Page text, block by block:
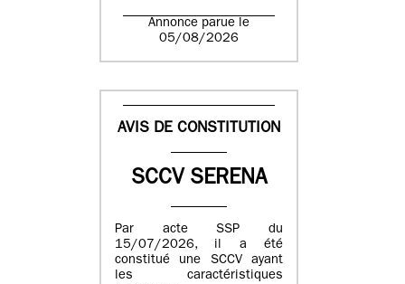
Annonce parue le
05/08/2026
AVIS DE CONSTITUTION
SCCV SERENA
Par acte SSP du
15/07/2026, il a été
constitué une SCCV ayant
les caractéristiques